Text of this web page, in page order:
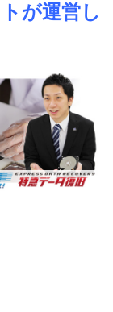
が運営し